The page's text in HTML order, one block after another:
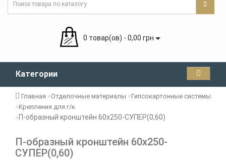
0 товар(ов) - 0,00 грн
Категории
Главная Отделочные материалы
Гипсокартонные системы
Крепления для г/к
П-образный кронштейн 60х250-СУПЕР(0,60)
П-образный кронштейн 60х250-
СУПЕР(0,60)